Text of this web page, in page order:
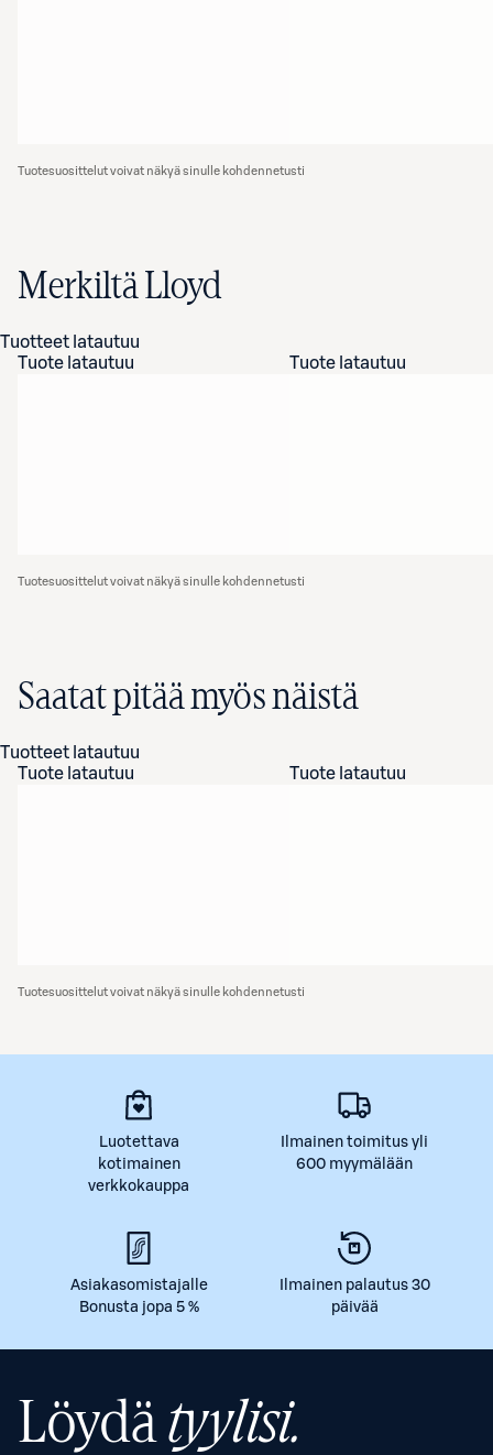
Tuotesuosittelut voivat näkyä sinulle kohdennetusti
Merkiltä Lloyd
Tuotteet latautuu
Tuote latautuu
Tuote latautuu
Tuotesuosittelut voivat näkyä sinulle kohdennetusti
Saatat pitää myös näistä
Tuotteet latautuu
Tuote latautuu
Tuote latautuu
Tuotesuosittelut voivat näkyä sinulle kohdennetusti
Luotettava
kotimainen
verkkokauppa
Ilmainen toimitus yli
600 myymälään
Asiakasomistajalle
Bonusta jopa 5 %
Ilmainen palautus 30
päivää
Löydätyylisi.